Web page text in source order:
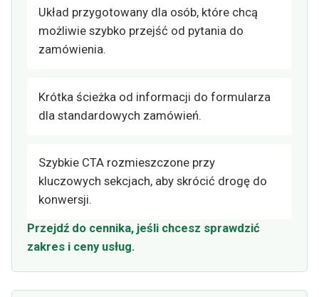
Układ przygotowany dla osób, które chcą
możliwie szybko przejść od pytania do
zamówienia.
Krótka ścieżka od informacji do formularza
dla standardowych zamówień.
Szybkie CTA rozmieszczone przy
kluczowych sekcjach, aby skrócić drogę do
konwersji.
Przejdź do cennika, jeśli chcesz sprawdzić
zakres i ceny usług.